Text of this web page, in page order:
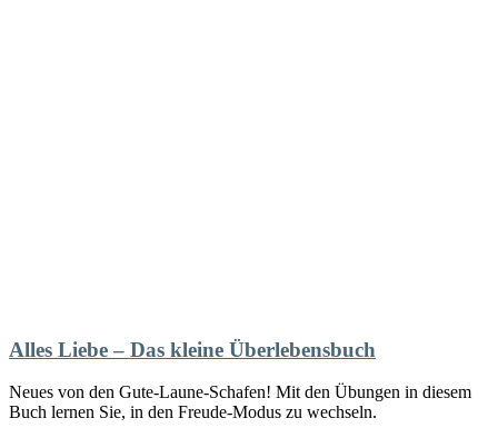
Alles Liebe – Das kleine Überlebensbuch
Neues von den Gute-Laune-Schafen! Mit den Übungen in diesem
Buch lernen Sie, in den Freude-Modus zu wechseln.